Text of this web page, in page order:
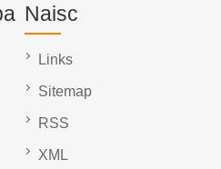
Naisc
Links
Sitemap
RSS
XML